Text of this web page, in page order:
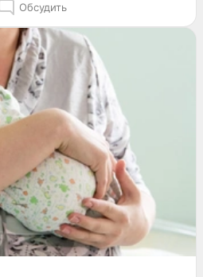
Обсудить